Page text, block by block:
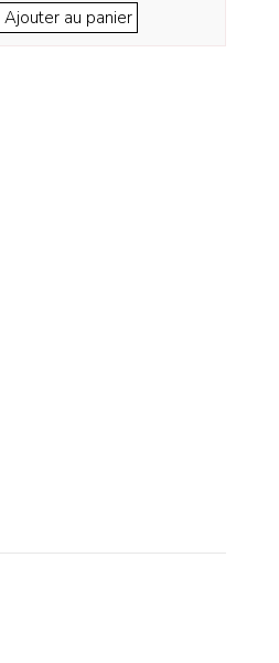
Ajouter au panier